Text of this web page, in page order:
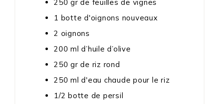
250 gr de feuilles de vignes
1 botte d'oignons nouveaux
2 oignons
200 ml d’huile d’olive
250 gr de riz rond
250 ml d'eau chaude pour le riz
1/2 botte de persil